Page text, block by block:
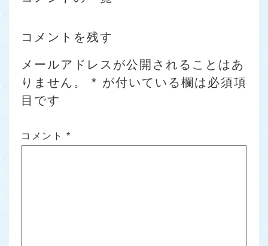
コメントを残す
メールアドレスが公開されることはあ
りません。
* が付いている欄は必須項
目です
コメント *